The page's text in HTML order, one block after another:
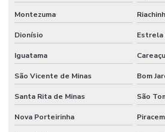
Montezuma
Dionísio Estrela
Iguatama Careaçu
São Vicente de Minas Bom
Santa Rita de Minas São
Nova Porteirinha